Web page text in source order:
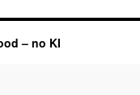
– no KI